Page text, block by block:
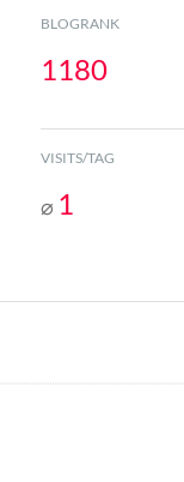
BLOGRANK
1180
VISITS/TAG
⌀ 1